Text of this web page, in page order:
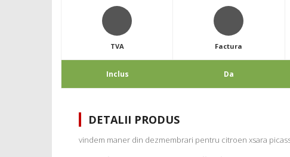
TVA
Inclus
Factura
Da
DETALII PRODUS
vindem maner din dezmembrari pentru citroen xsara